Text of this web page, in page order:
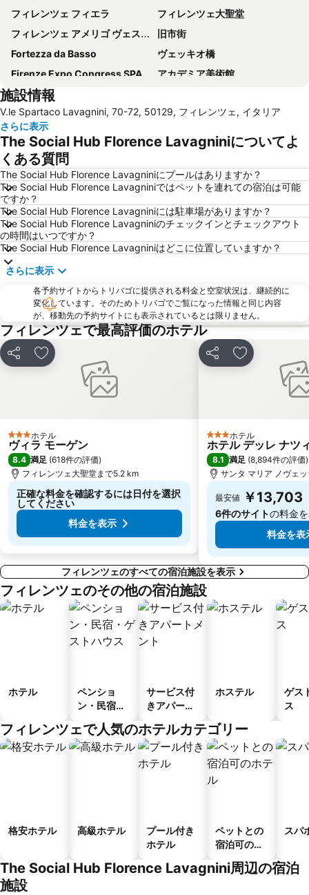
フィレンツェ フィエラ
フィレンツェ大聖堂
フィレンツェ アメリゴ ヴェスプッチ空港
旧市街
Fortezza da Basso
ヴェッキオ橋
Firenze Expo Congress SPA
アカデミア美術館
Galleria degli Uffizi
ジョットの鐘楼
Mercato di San Lorenzo
San Lorenzo Market
(ピエンツァ)フィレンツェ歴史地区
ダビデ像 (ミケランジェロ)
Basilica of St Lawrence
Officina Profumo Farmaceutica di Santa Maria Novella
Il Prato
Brunelleschi
Firenze Festival
The Westin Excelsior
サンタ・クローチェ教会
Piazza della Repubblica
Palazzo Strozzi
Badia Fiorentina
カンポ ディ マルテ
Peretola
Antella
Teatro Manzoni
Staggia Senese
施設情報
V.le Spartaco Lavagnini, 70-72, 50129, フィレンツェ, イタリア
さらに表示
The Social Hub Florence Lavagniniについてよ
くある質問
The Social Hub Florence Lavagniniにプールはありますか？
The Social Hub Florence Lavagniniではペットを連れての宿泊は可能
ですか？
The Social Hub Florence Lavagniniには駐車場がありますか？
The Social Hub Florence Lavagniniのチェックインとチェックアウト
の時間はいつですか？
The Social Hub Florence Lavagniniはどこに位置していますか？
さらに表示
各予約サイトからトリバゴに提供される料金と空室状況は、継続的に
変化しています。そのためトリバゴでご覧になった情報と同じ内容
が、移動先の予約サイトにも表示されているとは限りません。
フィレンツェで最高評価のホテル
シェア お気に入りに追加
3 ホテルのランク
ホテル
ヴィラ モーゲン
8.4 満足 (618件の評価)
フィレンツェ大聖堂まで5.2 km
正確な料金を確認するには日付を選択
してください
料金を表示
シェア お気に入りに
3 ホテルのランク
ホテル
ホテル デッレ ナツ
8.1 満足 (8,894件の評価)
サンタ マリア ノヴェ
最安値 ￥13,703
6件のサイトの料金
料金を表
フィレンツェのすべての宿泊施設を表示
フィレンツェのその他の宿泊施設
ホテル
ペンショ
ン・民宿・
ス
サービス付
きアパート
ホステル
ゲス
ス
フィレンツェで人気のホテルカテゴリー
格安ホテル 高級ホテル
プール付き
ホテル
ペットとの
宿泊可のホ
スパ
The Social Hub Florence Lavagnini周辺の宿泊
施設